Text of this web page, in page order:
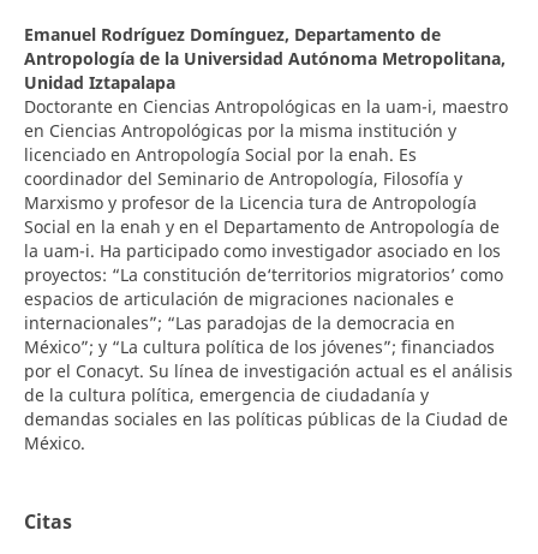
Emanuel Rodríguez Domínguez, Departamento de
Antropología de la Universidad Autónoma Metropolitana,
Unidad Iztapalapa
Doctorante en Ciencias Antropológicas en la uam-i, maestro
en Ciencias Antropológicas por la misma institución y
licenciado en Antropología Social por la enah. Es
coordinador del Seminario de Antropología, Filosofía y
Marxismo y profesor de la Licencia tura de Antropología
Social en la enah y en el Departamento de Antropología de
la uam-i. Ha participado como investigador asociado en los
proyectos: “La constitución de‘territorios migratorios’ como
espacios de articulación de migraciones nacionales e
internacionales”; “Las paradojas de la democracia en
México”; y “La cultura política de los jóvenes”; financiados
por el Conacyt. Su línea de investigación actual es el análisis
de la cultura política, emergencia de ciudadanía y
demandas sociales en las políticas públicas de la Ciudad de
México.
Citas